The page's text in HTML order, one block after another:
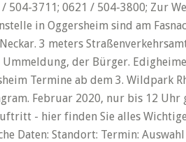
504-3711; 0621 / 504-3800; Zur
in Oggersheim sind am
3 meters
der Bürger.
Termine ab dem 3. Wildpark
Februar 2020, nur bis 12 Uhr
- hier finden Sie alles
Daten: Standort: Termin: